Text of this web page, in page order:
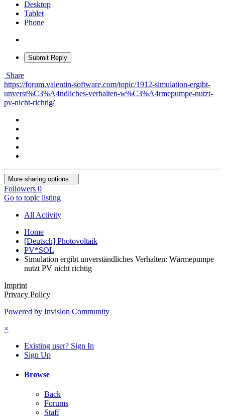
Desktop
Tablet
Phone
Submit Reply
Share
https://forum.valentin-software.com/topic/1912-simulation-ergibt-
unverst%C3%A4ndliches-verhalten-w%C3%A4rmepumpe-nutzt-
pv-nicht-richtig/
More sharing options...
Followers 0
Go to topic listing
All Activity
Home
[Deutsch] Photovoltaik
PV*SOL
Simulation ergibt unverständliches Verhalten: Wärmepumpe
nutzt PV nicht richtig
Imprint
Privacy Policy
Powered by Invision Community
×
Existing user? Sign In
Sign Up
Browse
Back
Forums
Staff